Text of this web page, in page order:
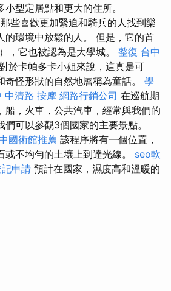
型定居點和更大的住所。
些喜歡更加緊迫和騎兵的人找到樂
的環境中放鬆的人。 但是，它的首
，它也被認為是大學城。 整復 台中
於卡帕多卡小姐來說，這真是可
怪形狀的自然地層稱為童話。 學
中清路 按摩 網路行銷公司 在巡航期
船，火車，公共汽車，經常與我們的
可以參觀3個國家的主要景點。
國術館推薦 該程序將有一個位置，
不均勻的土壤上到達光線。 seo軟
申請 預計在國家，濕度高和溫暖的